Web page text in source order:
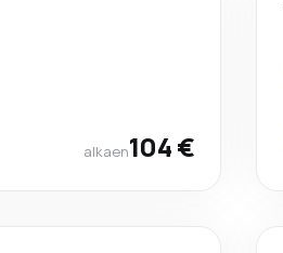
alkaen104 €